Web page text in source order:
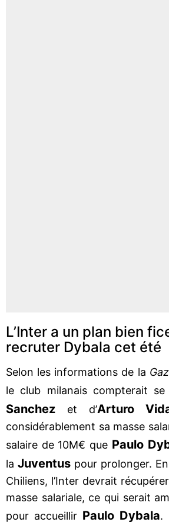
L’Inter a un plan bien
recruter Dybala cet été
Selon les informations de la
le club milanais compterait se
Sanchez et d’Arturo
considérablement sa masse
salaire de 10M€ que Paulo
la Juventus pour prolonger.
Chiliens, l’Inter devrait
masse salariale, ce qui serait
pour accueillir Paulo Dybala.